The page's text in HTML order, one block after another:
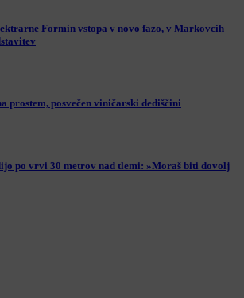
Formin vstopa v novo fazo, v Markovcih
prostem, posvečen viničarski dediščini
po vrvi 30 metrov nad tlemi: »Moraš biti dovolj